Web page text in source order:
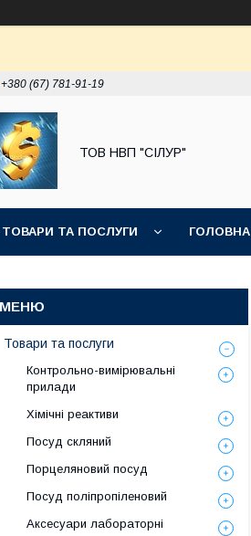
+380 (67) 781-91-19
ТОВ НВП "СІЛУР"
ТОВАРИ ТА ПОСЛУГИ ГОЛОВНА
Товари та послуги
Контрольно-вимірювальні
прилади
Хімічні реактиви
Посуд скляний
Порцеляновий посуд
Посуд поліпропіленовий
Аксесуари лабораторні